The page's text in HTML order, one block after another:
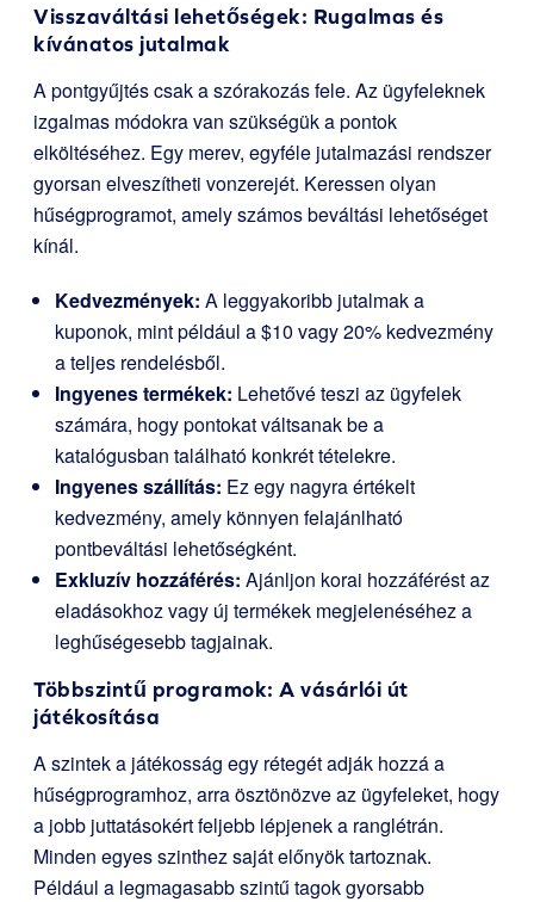
Visszaváltási lehetőségek: Rugalmas és
kívánatos jutalmak
A pontgyűjtés csak a szórakozás fele. Az ügyfeleknek
izgalmas módokra van szükségük a pontok
elköltéséhez. Egy merev, egyféle jutalmazási rendszer
gyorsan elveszítheti vonzerejét. Keressen olyan
hűségprogramot, amely számos beváltási lehetőséget
kínál.
Kedvezmények: A leggyakoribb jutalmak a
kuponok, mint például a $10 vagy 20% kedvezmény
a teljes rendelésből.
Ingyenes termékek: Lehetővé teszi az ügyfelek
számára, hogy pontokat váltsanak be a
katalógusban található konkrét tételekre.
Ingyenes szállítás: Ez egy nagyra értékelt
kedvezmény, amely könnyen felajánlható
pontbeváltási lehetőségként.
Exkluzív hozzáférés: Ajánljon korai hozzáférést az
eladásokhoz vagy új termékek megjelenéséhez a
leghűségesebb tagjainak.
Többszintű programok: A vásárlói út
játékosítása
A szintek a játékosság egy rétegét adják hozzá a
hűségprogramhoz, arra ösztönözve az ügyfeleket, hogy
a jobb juttatásokért feljebb lépjenek a ranglétrán.
Minden egyes szinthez saját előnyök tartoznak.
Például a legmagasabb szintű tagok gyorsabb